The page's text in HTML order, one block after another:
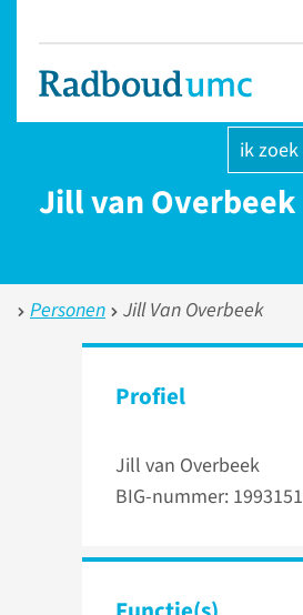
ik zoek
Jill van Overbeek
Personen Jill Van Overbeek
Profiel
Jill van Overbeek
BIG-nummer: